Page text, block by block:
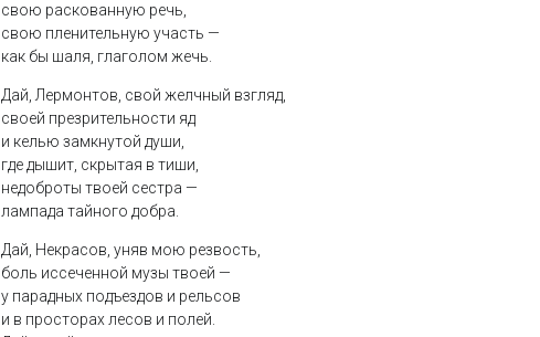
свою раскованную речь,
свою пленительную участь —
как бы шаля, глаголом жечь.
Дай, Лермонтов, свой желчный взгляд,
своей презрительности яд
и келью замкнутой души,
где дышит, скрытая в тиши,
недоброты твоей сестра —
лампада тайного добра.
Дай, Некрасов, уняв мою резвость,
боль иссеченной музы твоей —
у парадных подъездов и рельсов
и в просторах лесов и полей.